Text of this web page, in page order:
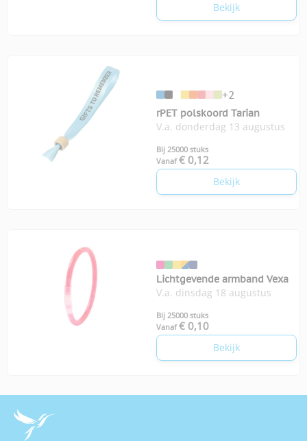
Bekijk
+2
rPET polskoord Tarian
V.a. donderdag 13 augustus
Bij 25000 stuks
Vanaf € 0,12
Bekijk
Lichtgevende armband Vexa
V.a. dinsdag 18 augustus
Bij 25000 stuks
Vanaf € 0,10
Bekijk